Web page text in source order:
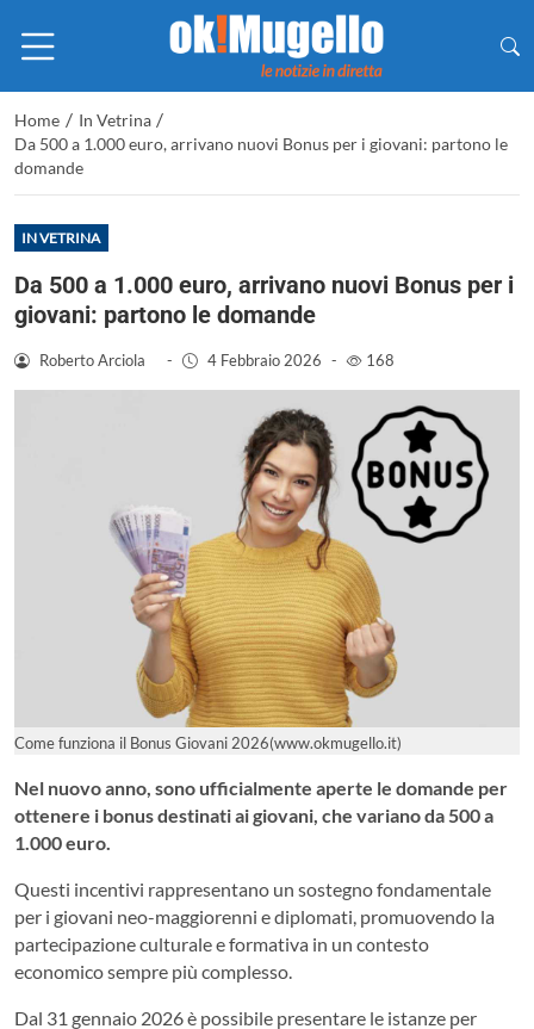
Home / In Vetrina /
Da 500 a 1.000 euro, arrivano nuovi Bonus per i giovani: partono le
domande
IN VETRINA
Da 500 a 1.000 euro, arrivano nuovi Bonus per i
giovani: partono le domande
Roberto Arciola - 4 Febbraio 2026 - 168
Come funziona il Bonus Giovani 2026(www.okmugello.it)
Nel nuovo anno, sono ufficialmente aperte le domande per
ottenere i bonus destinati ai giovani, che variano da 500 a
1.000 euro.
Questi incentivi rappresentano un sostegno fondamentale
per i giovani neo-maggiorenni e diplomati, promuovendo la
partecipazione culturale e formativa in un contesto
economico sempre più complesso.
Dal 31 gennaio 2026 è possibile presentare le istanze per